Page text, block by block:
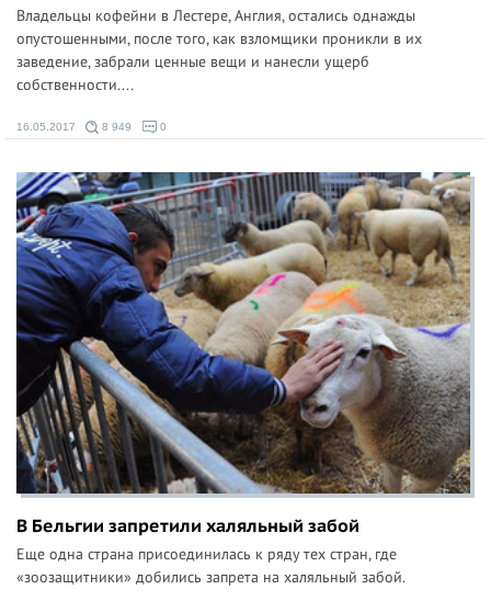
Владельцы кофейни в Лестере, Англия, остались однажды
опустошенными, после того, как взломщики проникли в их
заведение, забрали ценные вещи и нанесли ущерб
собственности....
16.05.2017 8 949 0
В Бельгии запретили халяльный забой
Еще одна страна присоединилась к ряду тех стран, где
«зоозащитники» добились запрета на халяльный забой.